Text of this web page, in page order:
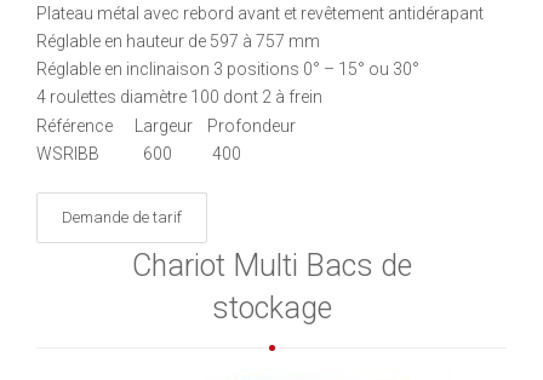
Plateau métal avec rebord avant et revêtement antidérapant
Réglable en hauteur de 597 à 757 mm
Réglable en inclinaison 3 positions 0° – 15° ou 30°
4 roulettes diamètre 100 dont 2 à frein
Référence Largeur Profondeur
WSRIBB 600 400
Demande de tarif
Chariot Multi Bacs de
stockage